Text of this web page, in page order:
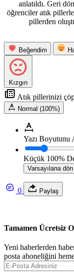
anlatıldı. Geri
öğrenciler atık
pillerden
Beğendim
Kızgın
Atık pillerinizi
Normal (100%)
Yazı Boyutunu
Küçük 100%
Varsayılana dön
0 Paylaş
Tamamen Ücretsiz
Yeni haberlerden
posta aboneliğini